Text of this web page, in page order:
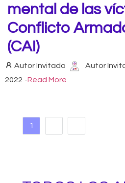
mental de las
Conflicto
(CAI)
Autor Invitado Autor
2022 -Read More
1